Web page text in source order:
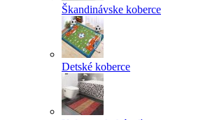
Škandinávske koberce
Detské koberce